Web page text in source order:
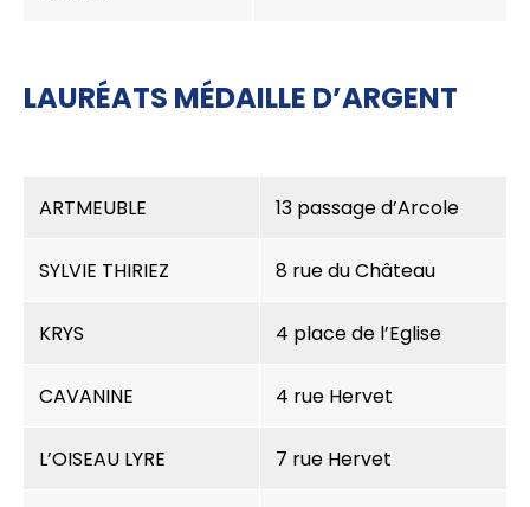
LAURÉATS MÉDAILLE D’ARGENT
ARTMEUBLE 13 passage d’Arcole
SYLVIE THIRIEZ 8 rue du Château
KRYS 4 place de l’Eglise
CAVANINE 4 rue Hervet
L’OISEAU LYRE 7 rue Hervet